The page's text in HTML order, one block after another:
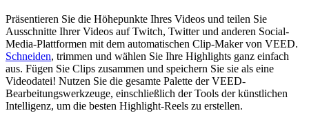
Präsentieren Sie die Höhepunkte Ihres Videos und teilen Sie
Ausschnitte Ihrer Videos auf Twitch, Twitter und anderen Social-
Media-Plattformen mit dem automatischen Clip-Maker von VEED.
Schneiden, trimmen und wählen Sie Ihre Highlights ganz einfach
aus. Fügen Sie Clips zusammen und speichern Sie sie als eine
Videodatei! Nutzen Sie die gesamte Palette der VEED-
Bearbeitungswerkzeuge, einschließlich der Tools der künstlichen
Intelligenz, um die besten Highlight-Reels zu erstellen.